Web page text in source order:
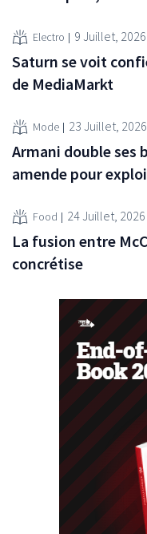
Electro 9 Juillet, 2026
Saturn se voit
de MediaMarkt
Mode 23 Juillet, 2026
Armani double ses
amende pour
Food 24 Juillet, 2026
La fusion entre
concrétise